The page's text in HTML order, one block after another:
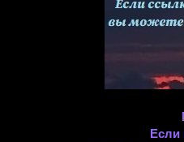
Если